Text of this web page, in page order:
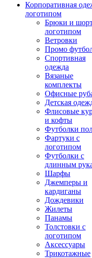
Корпоративная
логотипом
Брюки и
логотипом
Ветровки
Промо
Спортивная
одежда
Вязаные
комплекты
Офисные
Детская
Флисовые
и кофты
Футболки
Фартуки с
логотипом
Футболки с
длинным
Шарфы
Джемперы и
кардиганы
Дождевики
Жилеты
Панамы
Толстовки с
логотипом
Аксессуары
Трикотажные